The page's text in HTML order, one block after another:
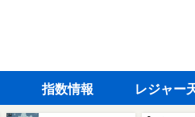
指数情報 レジャー